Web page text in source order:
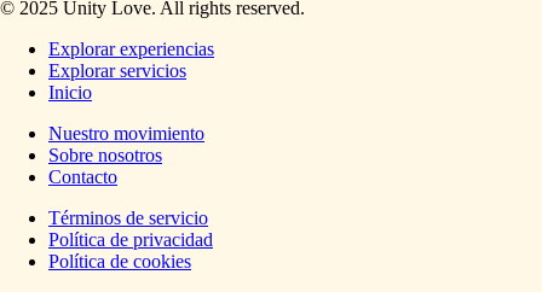
© 2025 Unity Love. All rights reserved.
Explorar experiencias
Explorar servicios
Inicio
Nuestro movimiento
Sobre nosotros
Contacto
Términos de servicio
Política de privacidad
Política de cookies